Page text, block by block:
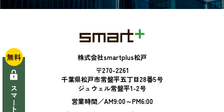
株式会社smartplus松戸
〒270-2261
千葉県松戸市常盤平五丁目28番5号
ジュウェル常盤平1-2号
営業時間／AM9:00～PM6:00
無料